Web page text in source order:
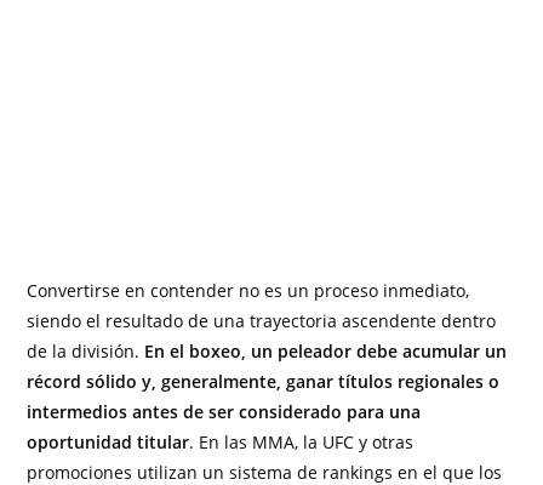
Convertirse en contender no es un proceso inmediato,
siendo el resultado de una trayectoria ascendente dentro
de la división. En el boxeo, un peleador debe acumular un
récord sólido y, generalmente, ganar títulos regionales o
intermedios antes de ser considerado para una
oportunidad titular. En las MMA, la UFC y otras
promociones utilizan un sistema de rankings en el que los